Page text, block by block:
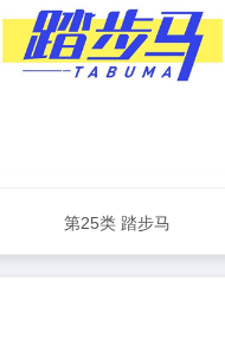
第25类 踏步马